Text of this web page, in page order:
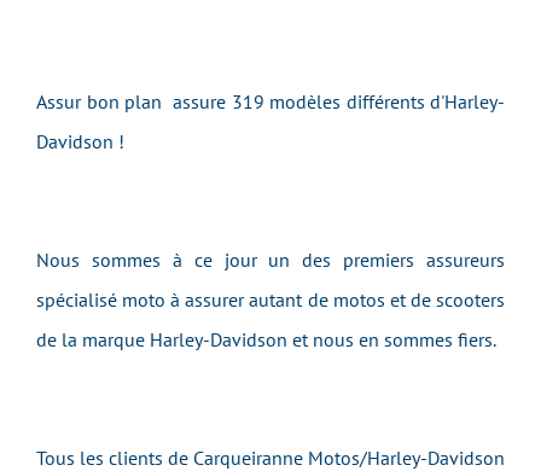
Assur bon plan assure 319 modèles différents d'Harley-
Davidson !
Nous sommes à ce jour un des premiers assureurs
spécialisé moto à assurer autant de motos et de scooters
de la marque Harley-Davidson et nous en sommes fiers.
Tous les clients de Carqueiranne Motos/Harley-Davidson